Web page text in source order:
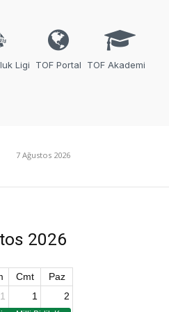
Ligi TOF Portal TOF Akademi
7 Ağustos 2026
2026
Cmt
Paz
1 2